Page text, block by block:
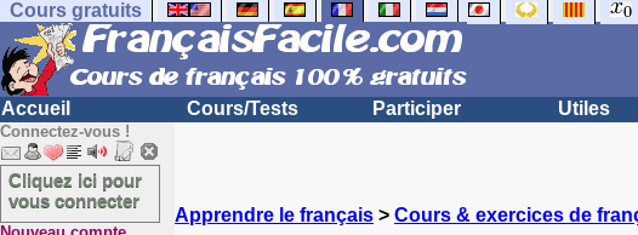
Cours gratuits
Accueil Cours/Tests Participer Utiles
Connectez-vous !
Cliquez ici pour
vous connecter
Apprendre le français > Cours & exercices de